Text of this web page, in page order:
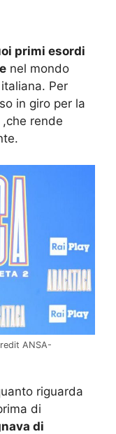
primi esordi
nel mondo
Per
in giro per la
rende
ANSA-
riguarda
di
di